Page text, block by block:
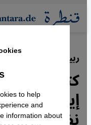
zum Inhalt springen
ربيع إيران
كتاب "إيران
إيرانيات
to help
and
information about